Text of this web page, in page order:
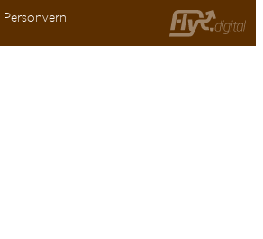
Personvern